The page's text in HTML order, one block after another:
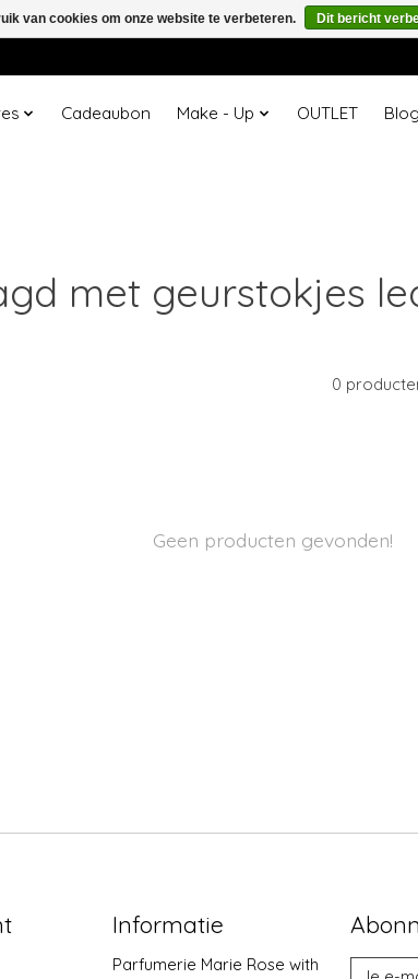
Cadeaubon Make - Up OUTLET Blog
met geurstokjes
0
Geen producten gevonden!
Informatie
Parfumerie Marie Rose with
van cookies om onze website te verbeteren. Dit bericht